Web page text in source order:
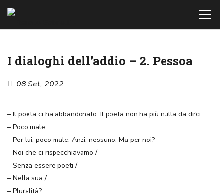
I dialoghi dell’addio – 2. Pessoa
08 Set, 2022
– Il poeta ci ha abbandonato. Il poeta non ha più nulla da dirci.
– Poco male.
– Per lui, poco male. Anzi, nessuno. Ma per noi?
– Noi che ci rispecchiavamo /
– Senza essere poeti /
– Nella sua /
– Pluralità?